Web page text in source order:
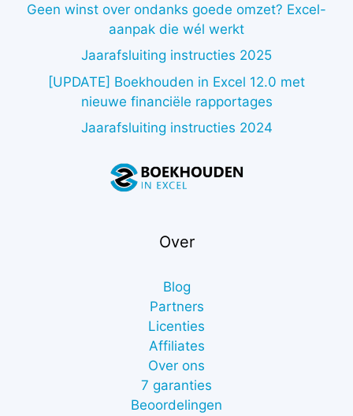
Geen winst over ondanks goede omzet? Excel-
aanpak die wél werkt
Jaarafsluiting instructies 2025
[UPDATE] Boekhouden in Excel 12.0 met
nieuwe financiële rapportages
Jaarafsluiting instructies 2024
Over
Blog
Partners
Licenties
Affiliates
Over ons
7 garanties
Beoordelingen